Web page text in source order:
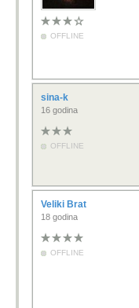
OFFLINE
sina-k
16 godina
OFFLINE
Veliki Brat
18 godina
OFFLINE